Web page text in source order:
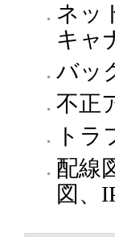
ネッ
キャ
バッ
不正
トラ
配線
図、